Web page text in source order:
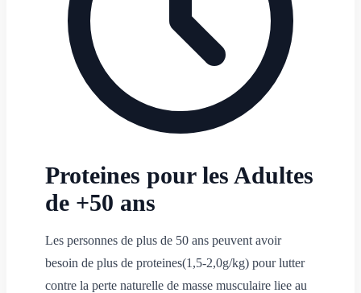
Proteines pour les Adultes
de +50 ans
Les personnes de plus de 50 ans peuvent avoir
besoin de plus de proteines(1,5-2,0g/kg) pour lutter
contre la perte naturelle de masse musculaire liee au